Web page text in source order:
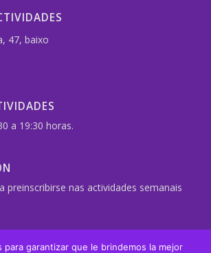
47, baixo
a 19:30 horas.
preinscribirse nas actividades semanais
para garantizar que le brindemos la mejor